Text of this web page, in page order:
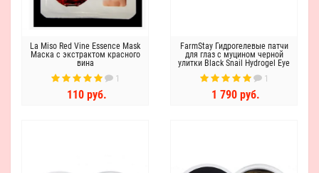
La Miso Red Vine Essence Mask
Маска с экстрактом красного
вина
1
110 руб.
FarmStay Гидрогелевые патчи
для глаз с муцином черной
улитки Black Snail Hydrogel Eye
Patch
1
1 790 руб.